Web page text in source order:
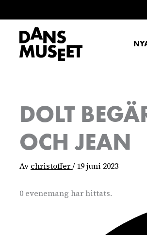
DOLT
OCH JEAN
Av christoffer/19 juni 2023
0 evenemang har hittats.